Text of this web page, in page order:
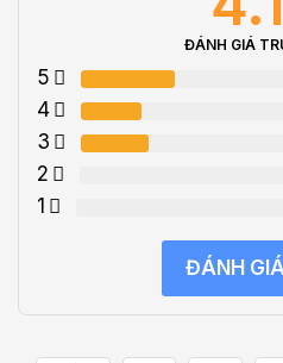
ĐÁNH GIÁ
5
4
3
2
1
ĐÁNH